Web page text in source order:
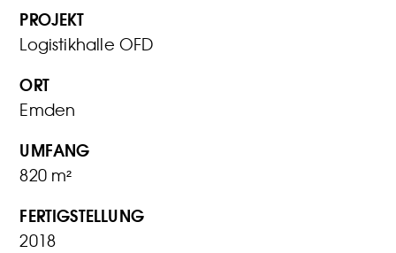
PROJEKT
Logistikhalle OFD
ORT
Emden
UMFANG
820 m²
FERTIGSTELLUNG
2018